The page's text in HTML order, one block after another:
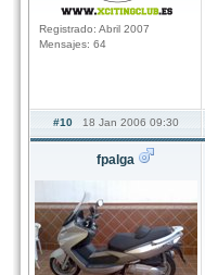
Registrado: Abril 2007
Mensajes: 64
#10 18 Jan 2006 09:30
fpalga